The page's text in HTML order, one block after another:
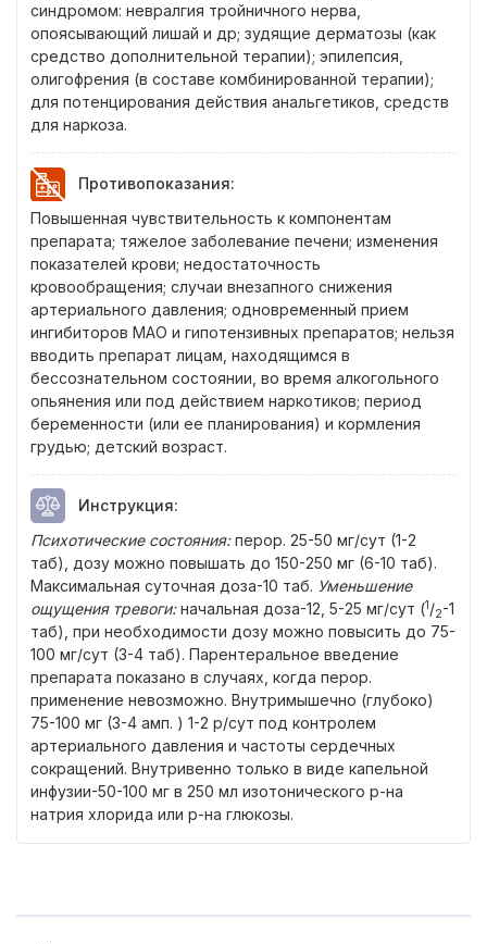
синдромом: невралгия тройничного нерва,
опоясывающий лишай и др; зудящие дерматозы (как
средство дополнительной терапии); эпилепсия,
олигофрения (в составе комбинированной терапии);
для потенцирования действия анальгетиков, средств
для наркоза.
Противопоказания:
Повышенная чувствительность к компонентам
препарата; тяжелое заболевание печени; изменения
показателей крови; недостаточность
кровообращения; случаи внезапного снижения
артериального давления; одновременный прием
ингибиторов МАО и гипотензивных препаратов; нельзя
вводить препарат лицам, находящимся в
бессознательном состоянии, во время алкогольного
опьянения или под действием наркотиков; период
беременности (или ее планирования) и кормления
грудью; детский возраст.
Инструкция:
Психотические состояния:перор. 25-50 мг/сут (1-2
таб), дозу можно повышать до 150-250 мг (6-10 таб).
Максимальная суточная доза-10 таб. Уменьшение
ощущения тревоги:начальная доза-12, 5-25 мг/сут (1/2-1
таб), при необходимости дозу можно повысить до 75-
100 мг/сут (3-4 таб). Парентеральное введение
препарата показано в случаях, когда перор.
применение невозможно. Внутримышечно (глубоко)
75-100 мг (3-4 амп. ) 1-2 р/сут под контролем
артериального давления и частоты сердечных
сокращений. Внутривенно только в виде капельной
инфузии-50-100 мг в 250 мл изотонического р-на
натрия хлорида или р-на глюкозы.